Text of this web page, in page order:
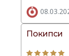
Покипси